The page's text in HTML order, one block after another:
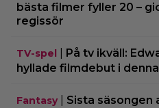
bästa filmer fyller 20 –
regissör
TV-spel
På tv ikväll:
hyllade filmdebut i
Fantasy| Sista säsongen